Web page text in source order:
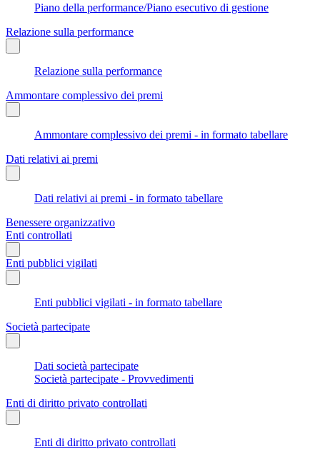
Piano della performance/Piano esecutivo di gestione
Relazione sulla performance
Relazione sulla performance
Ammontare complessivo dei premi
Ammontare complessivo dei premi - in formato tabellare
Dati relativi ai premi
Dati relativi ai premi - in formato tabellare
Benessere organizzativo
Enti controllati
Enti pubblici vigilati
Enti pubblici vigilati - in formato tabellare
Società partecipate
Dati società partecipate
Società partecipate - Provvedimenti
Enti di diritto privato controllati
Enti di diritto privato controllati